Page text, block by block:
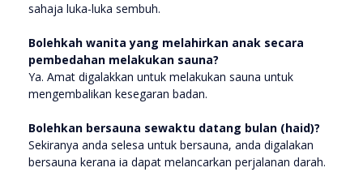
sahaja luka-luka sembuh.
Bolehkah wanita yang melahirkan anak secara
pembedahan melakukan sauna?
Ya. Amat digalakkan untuk melakukan sauna untuk
mengembalikan kesegaran badan.
Bolehkan bersauna sewaktu datang bulan (haid)?
Sekiranya anda selesa untuk bersauna, anda digalakan
bersauna kerana ia dapat melancarkan perjalanan darah.